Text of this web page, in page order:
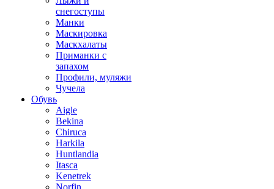
снегоступы
Манки
Маскировка
Маскхалаты
Приманки с
запахом
Профили, муляжи
Чучела
Обувь
Aigle
Bekina
Chiruсa
Harkila
Huntlandia
Itasca
Kenetrek
Norfin